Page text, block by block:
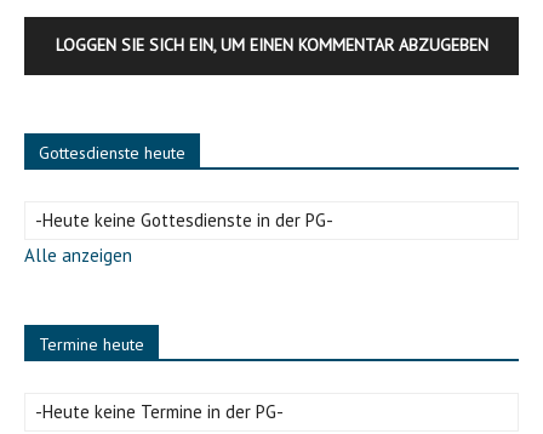
LOGGEN SIE SICH EIN, UM EINEN KOMMENTAR ABZUGEBEN
Gottesdienste heute
-Heute keine Gottesdienste in der PG-
Alle anzeigen
Termine heute
-Heute keine Termine in der PG-